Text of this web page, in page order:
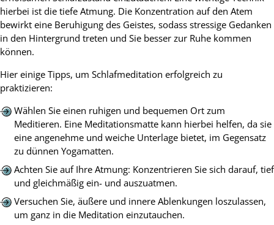
hierbei ist die tiefe Atmung. Die Konzentration auf den Atem
bewirkt eine Beruhigung des Geistes, sodass stressige Gedanken
in den Hintergrund treten und Sie besser zur Ruhe kommen
können.
Hier einige Tipps, um Schlafmeditation erfolgreich zu
praktizieren:
Wählen Sie einen ruhigen und bequemen Ort zum
Meditieren. Eine Meditationsmatte kann hierbei helfen, da sie
eine angenehme und weiche Unterlage bietet, im Gegensatz
zu dünnen Yogamatten.
Achten Sie auf Ihre Atmung: Konzentrieren Sie sich darauf, tief
und gleichmäßig ein- und auszuatmen.
Versuchen Sie, äußere und innere Ablenkungen loszulassen,
um ganz in die Meditation einzutauchen.